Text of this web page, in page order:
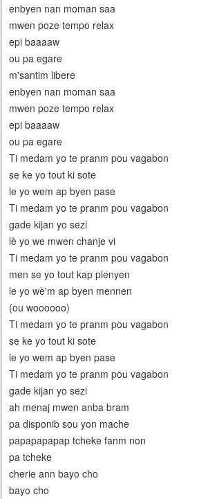
enbyen nan moman saa
mwen poze tempo relax
epi baaaaw
ou pa egare
m'santim libere
enbyen nan moman saa
mwen poze tempo relax
epi baaaaw
ou pa egare
Ti medam yo te pranm pou vagabon
se ke yo tout ki sote
le yo wem ap byen pase
Ti medam yo te pranm pou vagabon
gade kijan yo sezi
lè yo we mwen chanje vi
Ti medam yo te pranm pou vagabon
men se yo tout kap plenyen
le yo wè'm ap byen mennen
(ou woooooo)
Ti medam yo te pranm pou vagabon
se ke yo tout ki sote
le yo wem ap byen pase
Ti medam yo te pranm pou vagabon
gade kijan yo sezi
ah menaj mwen anba bram
pa disponib sou yon mache
papapapapap tcheke fanm non
pa tcheke
cherie ann bayo cho
bayo cho